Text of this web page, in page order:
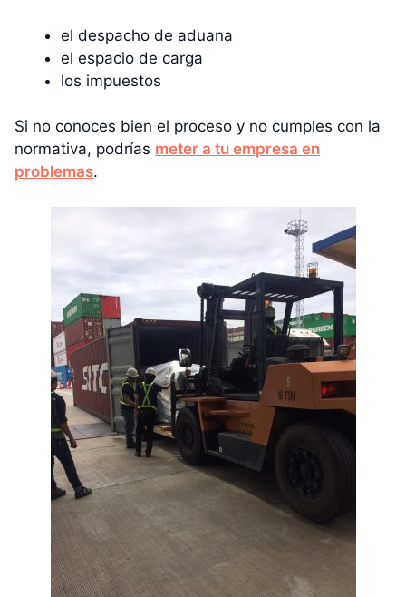
el despacho de aduana
el espacio de carga
los impuestos
Si no conoces bien el proceso y no cumples con la
normativa, podrías meter a tu empresa en
problemas.